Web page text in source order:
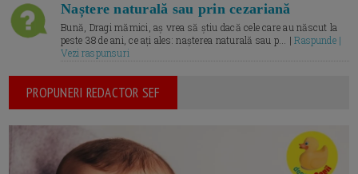
Naștere naturală sau prin cezariană
Bună, Dragi mămici, aș vrea să știu dacă cele care au născut la
peste 38 de ani, ce ați ales: nașterea naturală sau p... |Raspunde |
Vezi raspunsuri
PROPUNERI REDACTOR SEF